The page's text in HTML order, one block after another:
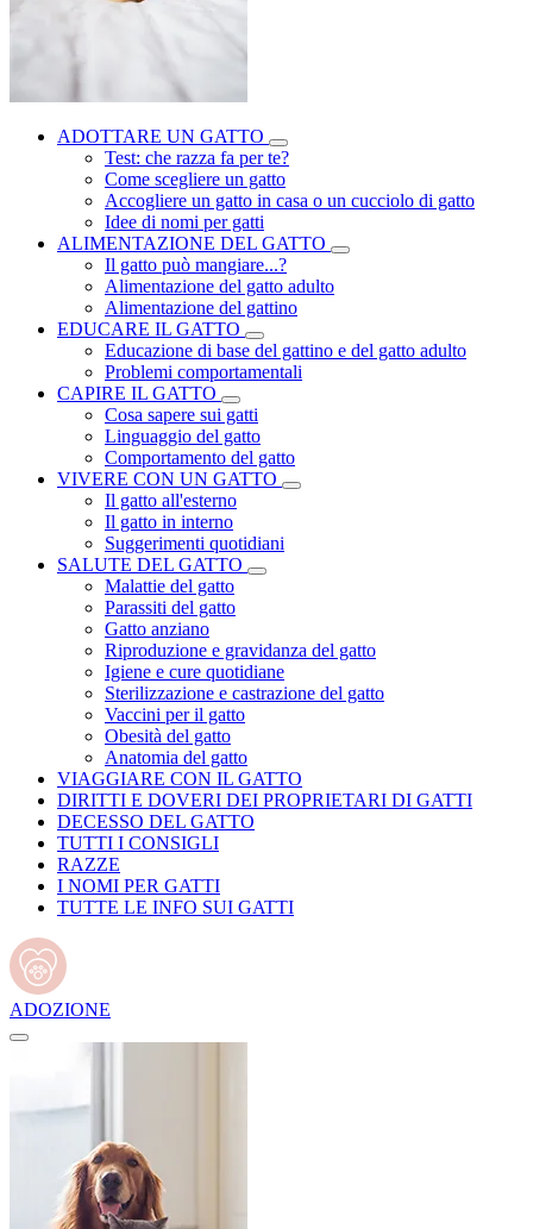
ADOTTARE UN GATTO
Test: che razza fa per te?
Come scegliere un gatto
Accogliere un gatto in casa o un cucciolo di gatto
Idee di nomi per gatti
ALIMENTAZIONE DEL GATTO
Il gatto può mangiare...?
Alimentazione del gatto adulto
Alimentazione del gattino
EDUCARE IL GATTO
Educazione di base del gattino e del gatto adulto
Problemi comportamentali
CAPIRE IL GATTO
Cosa sapere sui gatti
Linguaggio del gatto
Comportamento del gatto
VIVERE CON UN GATTO
Il gatto all'esterno
Il gatto in interno
Suggerimenti quotidiani
SALUTE DEL GATTO
Malattie del gatto
Parassiti del gatto
Gatto anziano
Riproduzione e gravidanza del gatto
Igiene e cure quotidiane
Sterilizzazione e castrazione del gatto
Vaccini per il gatto
Obesità del gatto
Anatomia del gatto
VIAGGIARE CON IL GATTO
DIRITTI E DOVERI DEI PROPRIETARI DI GATTI
DECESSO DEL GATTO
TUTTI I CONSIGLI
RAZZE
I NOMI PER GATTI
TUTTE LE INFO SUI GATTI
ADOZIONE